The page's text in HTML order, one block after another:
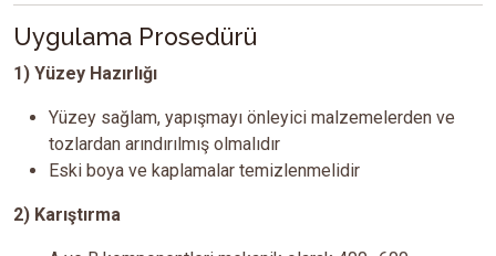
Uygulama Prosedürü
1) Yüzey Hazırlığı
Yüzey sağlam, yapışmayı önleyici malzemelerden ve
tozlardan arındırılmış olmalıdır
Eski boya ve kaplamalar temizlenmelidir
2) Karıştırma